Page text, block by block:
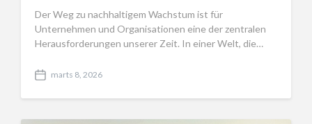
Der Weg zu nachhaltigem Wachstum ist für
Unternehmen und Organisationen eine der zentralen
Herausforderungen unserer Zeit. In einer Welt, die…
P
t
marts 8, 2026